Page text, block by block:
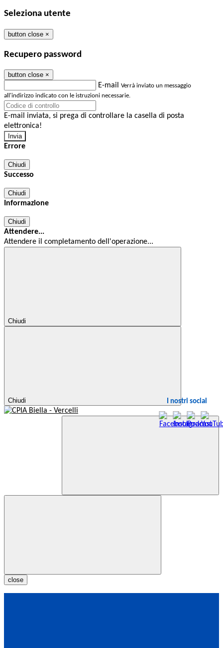
Seleziona utente
button close ×
Recupero password
button close ×
E-mail Verrà inviato un messaggio
all'indirizzo indicato con le istruzioni necessarie.
E-mail inviata, si prega di controllare la casella di posta
elettronica!
Errore
Chiudi
Successo
Chiudi
Informazione
Chiudi
Attendere...
Attendere il completamento dell'operazione...
Chiudi
Chiudi I nostri social
close